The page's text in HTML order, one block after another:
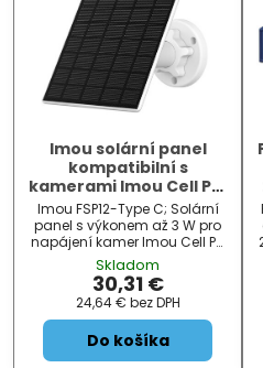
Imou solární panel
kompatibilní s
kamerami Imou Cell PT,
3W, USB-C, černý
Imou FSP12-Type C; Solární
panel s výkonem až 3 W pro
napájení kamer Imou Cell PT,
Cell PT 4G. ZÁKLADNÍ
SPECIFIKACE; Max. výkon: 3 W;
Jmenovité napětí (V mp ):...
Skladom
30,31 €
24,64 € bez DPH
Do košíka